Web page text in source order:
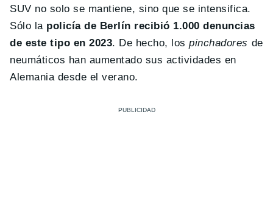
SUV no solo se mantiene, sino que se intensifica.
Sólo la policía de Berlín recibió 1.000 denuncias
de este tipo en 2023. De hecho, lospinchadores de
neumáticos han aumentado sus actividades en
Alemania desde el verano.